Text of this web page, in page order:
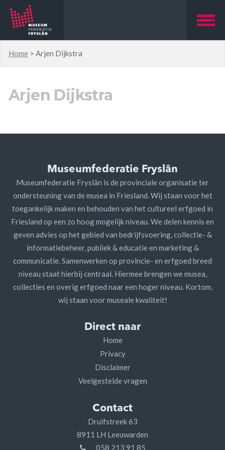
Home >Arjen Dijkstra
Arjen Dijkstra
Museumfederatie Fryslân
Museumfederatie Fryslân is de provinciale organisatie ter
ondersteuning van de musea in Friesland. Wij staan voor het
toegankelijk maken en behouden van het cultureel erfgoed in
Friesland op een zo hoog mogelijk niveau. We delen kennis en
geven advies op het gebied van bedrijfsvoering, collectie- &
informatiebeheer, publiek & educatie en marketing &
communicatie. Samenwerken op provincie- en erfgoed breed
niveau staat hierbij centraal. Hiermee brengen we musea,
collecties en overig erfgoed naar een hoger niveau. Kortom,
wij staan voor museale kwaliteit!
Direct naar
Home
Privacy
Disclaimer
Veelgestelde vragen
Contact
Druifstreek 63
8911 LH Leeuwarden
058 213 91 85